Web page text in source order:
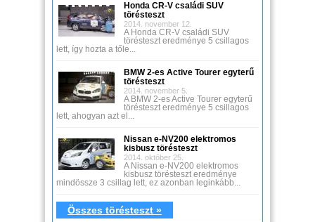
Honda CR-V családi SUV
törésteszt
2014. november 12.
A Honda CR-V családi SUV
törésteszt eredménye 5 csillagos
lett, így hozta a tőle...
BMW 2-es Active Tourer egyterű
törésteszt
2014. november 5.
A BMW 2-es Active Tourer egyterű
törésteszt eredménye 5 csillagos
lett, ahogyan azt el...
Nissan e-NV200 elektromos
kisbusz törésteszt
2014. október 25.
A Nissan e-NV200 elektromos
kisbusz törésteszt eredménye
mindössze 3 csillag lett, ez azonban leginkább...
Összes törésteszt »